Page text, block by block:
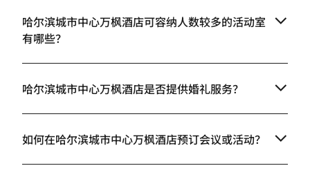
哈尔滨城市中心万枫酒店可容纳人数较多的活动室
有哪些？
哈尔滨城市中心万枫酒店是否提供婚礼服务？
如何在哈尔滨城市中心万枫酒店预订会议或活动？